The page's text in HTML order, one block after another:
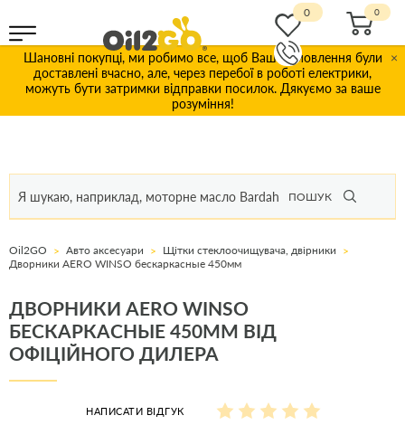
Шановні покупці, ми робимо все, щоб Ваші замовлення були
доставлені вчасно, але, через перебої в роботі електрики,
можуть бути затримки відправки посилок. Дякуємо за ваше
розуміння!
×
ПОШУК
0
Oil2GO Авто аксесуари
Щітки стеклоочищувача, двірники
Дворники AERO WINSO бескаркасные 450мм
ДВОРНИКИ AERO WINSO
БЕСКАРКАСНЫЕ 450ММ ВІД
ОФІЦІЙНОГО ДИЛЕРА
НАПИСАТИ ВІДГУК